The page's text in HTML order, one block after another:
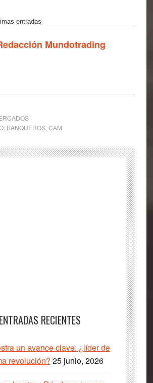
entradas
Mundotrading
BANQUEROS, CAM
ENTRADAS RECIENTES
un avance clave: ¿líder de
revolución? 25 junio, 2026